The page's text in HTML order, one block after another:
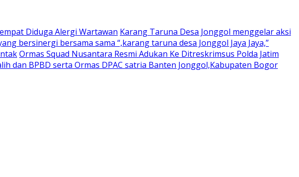
Diduga Alergi Wartawan Karang Taruna Desa Jonggol menggelar aksi
bersinergi bersama sama “,karang taruna desa Jonggol Jaya Jaya,”
Ormas Squad Nusantara Resmi Adukan Ke Ditreskrimsus Polda Jatim
dan BPBD serta Ormas DPAC satria Banten Jonggol,Kabupaten Bogor